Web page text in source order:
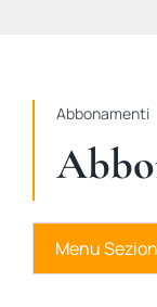
Abbonamenti
Menu